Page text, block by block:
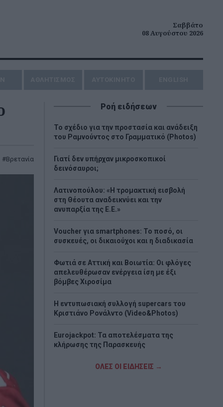
Σαββάτο
08 Αυγούστου 2026
Βρετανία
Ροή ειδήσεων
Το σχέδιο για την προστασία και ανάδειξη
του Ραμνούντος στο Γραμματικό (Photos)
Γιατί δεν υπήρχαν μικροσκοπικοί
δεινόσαυροι;
Λατινοπούλου: «Η τρομακτική εισβολή
στη Θέουτα αναδεικνύει και την
ανυπαρξία της Ε.Ε.»
Voucher για smartphones: Το ποσό, οι
συσκευές, οι δικαιούχοι και η διαδικασία
Φωτιά σε Αττική και Βοιωτία: Οι φλόγες
απελευθέρωσαν ενέργεια ίση με έξι
βόμβες Χιροσίμα
H εντυπωσιακή συλλογή supercars του
Κριστιάνο Ρονάλντο (Video&Photos)
Eurojackpot: Τα αποτελέσματα της
κλήρωσης της Παρασκευής
Νέο σχέδιο Πούτιν «βλέπουν» οι ΗΠΑ - Το
ΟΛΕΣ ΟΙ ΕΙΔΗΣΕΙΣ →